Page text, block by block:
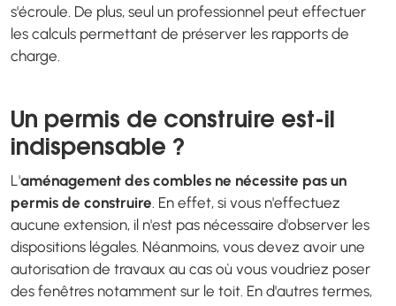
s'écroule. De plus, seul un professionnel peut effectuer
les calculs permettant de préserver les rapports de
charge.
Un permis de construire est-il
indispensable ?
L'aménagement des combles ne nécessite pas un
permis de construire. En effet, si vous n'effectuez
aucune extension, il n'est pas nécessaire d'observer les
dispositions légales. Néanmoins, vous devez avoir une
autorisation de travaux au cas où vous voudriez poser
des fenêtres notamment sur le toit. En d'autres termes,